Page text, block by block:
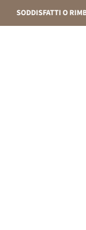
SODDISFATTI O